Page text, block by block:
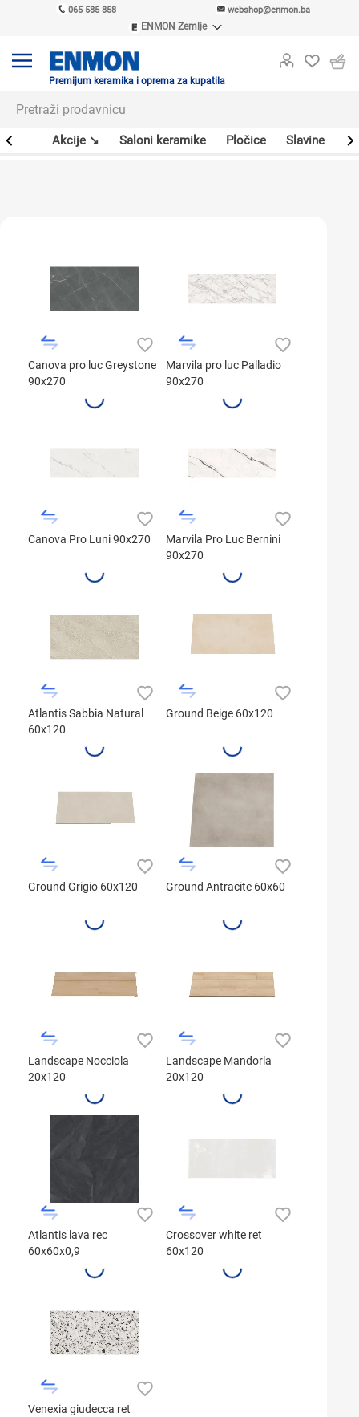
065 585 858 webshop@enmon.ba
ENMON Zemlje
ENMON MKD
Premijum keramika i oprema za kupatila
Akcije ↘ Saloni keramike Pločice Slavine
Canova pro luc Greystone
90x270
Marvila pro luc Palladio
90x270
Canova Pro Luni 90x270
Marvila Pro Luc Bernini
90x270
Atlantis Sabbia Natural
60x120
Ground Beige 60x120
Ground Grigio 60x120 Ground Antracite 60x60
Landscape Nocciola
20x120
Landscape Mandorla
20x120
Atlantis lava rec
60x60x0,9
Crossover white ret
60x120
Venexia giudecca ret